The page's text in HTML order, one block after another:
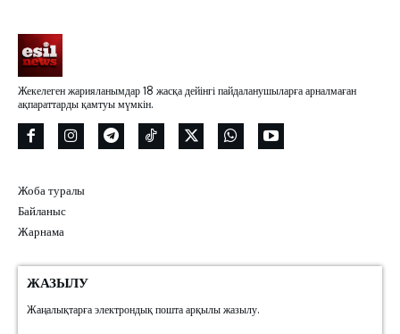
Жекелеген жарияланымдар 18 жасқа дейінгі пайдаланушыларға арналмаған
ақпараттарды қамтуы мүмкін.
Жоба туралы
Байланыс
Жарнама
ЖАЗЫЛУ
Жаңалықтарға электрондық пошта арқылы жазылу.